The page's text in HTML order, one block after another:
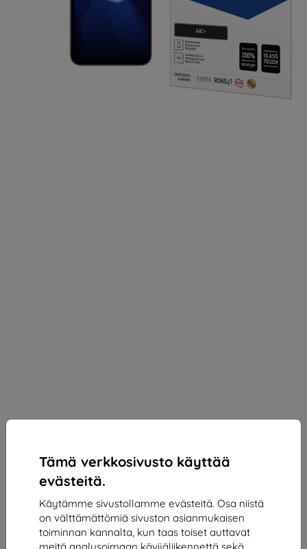
Tämä verkkosivusto käyttää
evästeitä.
Käytämme sivustollamme evästeitä. Osa niistä
on välttämättömiä sivuston asianmukaisen
toiminnan kannalta, kun taas toiset auttavat
3MK ARC+ Fullscreen foil for Samsung Galaxy S25